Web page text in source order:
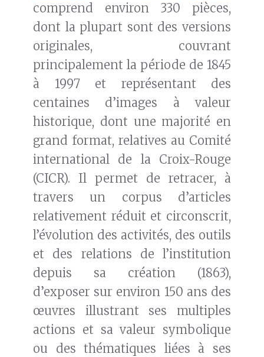
comprend environ 330 pièces,
dont la plupart sont des versions
originales, couvrant
principalement la période de 1845
à 1997 et représentant des
centaines d’images à valeur
historique, dont une majorité en
grand format, relatives au Comité
international de la Croix-Rouge
(CICR). Il permet de retracer, à
travers un corpus d’articles
relativement réduit et circonscrit,
l’évolution des activités, des outils
et des relations de l’institution
depuis sa création (1863),
d’exposer sur environ 150 ans des
œuvres illustrant ses multiples
actions et sa valeur symbolique
ou des thématiques liées à ses